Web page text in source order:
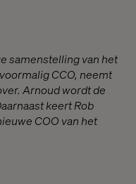
samenstelling van het
CCO, neemt
Arnoud wordt de
keert Rob
COO van het